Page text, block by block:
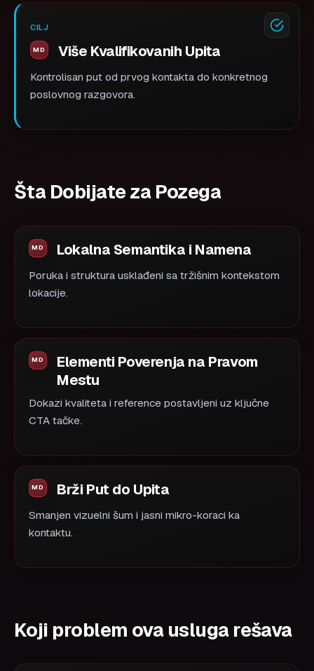
CILJ
Više Kvalifikovanih Upita
Kontrolisan put od prvog kontakta do konkretnog
poslovnog razgovora.
Šta Dobijate za Pozega
Lokalna Semantika i Namena
Poruka i struktura usklađeni sa tržišnim kontekstom
lokacije.
Elementi Poverenja na Pravom
Mestu
Dokazi kvaliteta i reference postavljeni uz ključne
CTA tačke.
Brži Put do Upita
Smanjen vizuelni šum i jasni mikro-koraci ka
kontaktu.
Koji problem ova usluga rešava